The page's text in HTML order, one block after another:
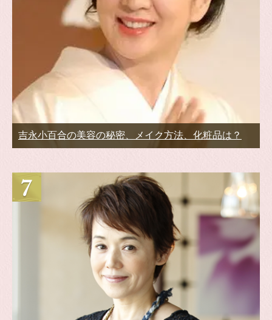
吉永小百合の美容の秘密、メイク方法、化粧品は？